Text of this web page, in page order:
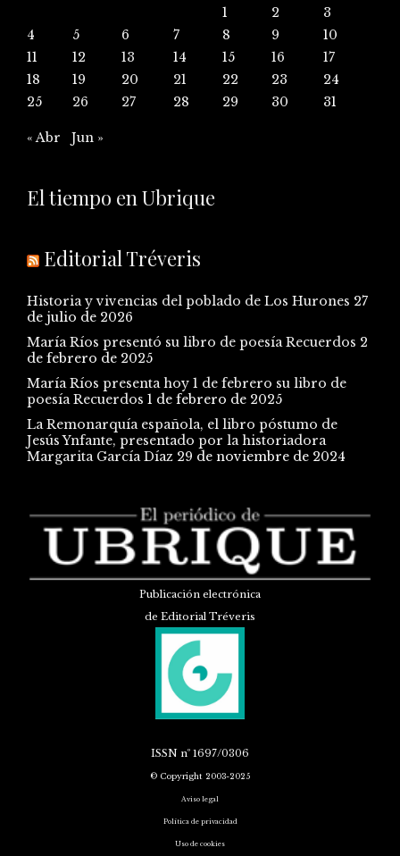
1
2
3
4
5 6 7 8 9
10
11
12 13 14 15 16
17
18
19 20 21 22 23
24
25
26 27 28 29 30 31
« Abr Jun »
El tiempo en Ubrique
Editorial Tréveris
Historia y vivencias del poblado de Los Hurones 27
de julio de 2026
María Ríos presentó su libro de poesía Recuerdos 2
de febrero de 2025
María Ríos presenta hoy 1 de febrero su libro de
poesía Recuerdos 1 de febrero de 2025
La Remonarquía española, el libro póstumo de
Jesús Ynfante, presentado por la historiadora
Margarita García Díaz 29 de noviembre de 2024
Publicación electrónica
de Editorial Tréveris
ISSN nº 1697/0306
© Copyright 2003-2025
Aviso legal
Política de privacidad
Uso de cookies